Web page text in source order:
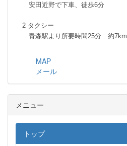
安田近野で下車、徒歩6分
2 タクシー
青森駅より所要時間25分 約7km
MAP
メール
メニュー
トップ